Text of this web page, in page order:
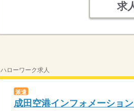
求
ハローワーク求人
派遣
成田空港インフォメーショ